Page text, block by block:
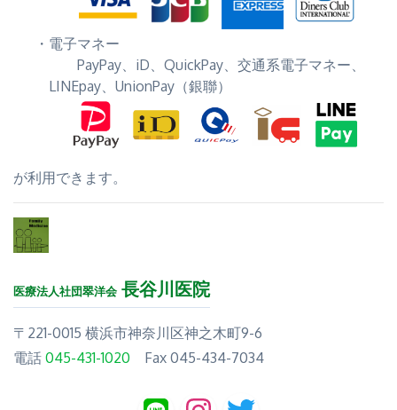
電子マネー
PayPay、iD、QuickPay、交通系電子マネー、
LINEpay、UnionPay（銀聯）
が利用できます。
医療法人社団翠洋会 長谷川医院
〒221-0015 横浜市神奈川区神之木町9-6
電話 045-431-1020 Fax 045-434-7034